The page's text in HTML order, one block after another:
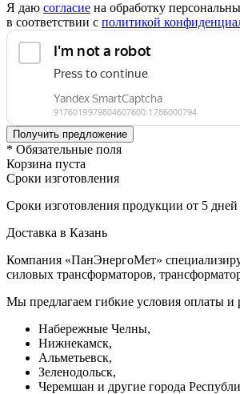
Я даю согласие на обработку
в соответствии с политикой
* Обязательные поля
Корзина пуста
Сроки изготовления
Сроки изготовления продукции от 5
Доставка в Казань
Компания «ПанЭнергоМет»
силовых трансформаторов,
Мы предлагаем гибкие условия оплаты и
Набережные Челны,
Нижнекамск,
Альметьевск,
Зеленодольск,
Черемшан и другие города